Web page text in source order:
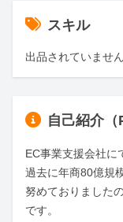
スキル
出品されていません
自己紹介（
EC事業支援会社に
過去に年商80億規
努めておりました
です。